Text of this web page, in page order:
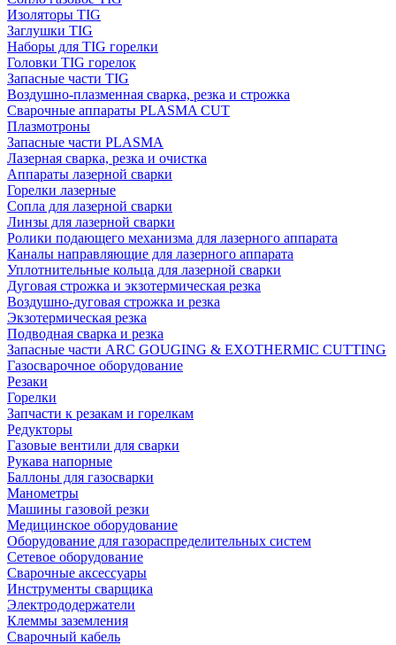
Изоляторы TIG
Заглушки TIG
Наборы для TIG горелки
Головки TIG горелок
Запасные части TIG
Воздушно-плазменная сварка, резка и строжка
Сварочные аппараты PLASMA CUT
Плазмотроны
Запасные части PLASMA
Лазерная сварка, резка и очистка
Аппараты лазерной сварки
Горелки лазерные
Сопла для лазерной сварки
Линзы для лазерной сварки
Ролики подающего механизма для лазерного аппарата
Каналы направляющие для лазерного аппарата
Уплотнительные кольца для лазерной сварки
Дуговая строжка и экзотермическая резка
Воздушно-дуговая строжка и резка
Экзотермическая резка
Подводная сварка и резка
Запасные части ARC GOUGING & EXOTHERMIC CUTTING
Газосварочное оборудование
Резаки
Горелки
Запчасти к резакам и горелкам
Редукторы
Газовые вентили для сварки
Рукава напорные
Баллоны для газосварки
Манометры
Машины газовой резки
Медицинское оборудование
Оборудование для газораспределительных систем
Сетевое оборудование
Сварочные аксессуары
Инструменты сварщика
Электрододержатели
Клеммы заземления
Сварочный кабель